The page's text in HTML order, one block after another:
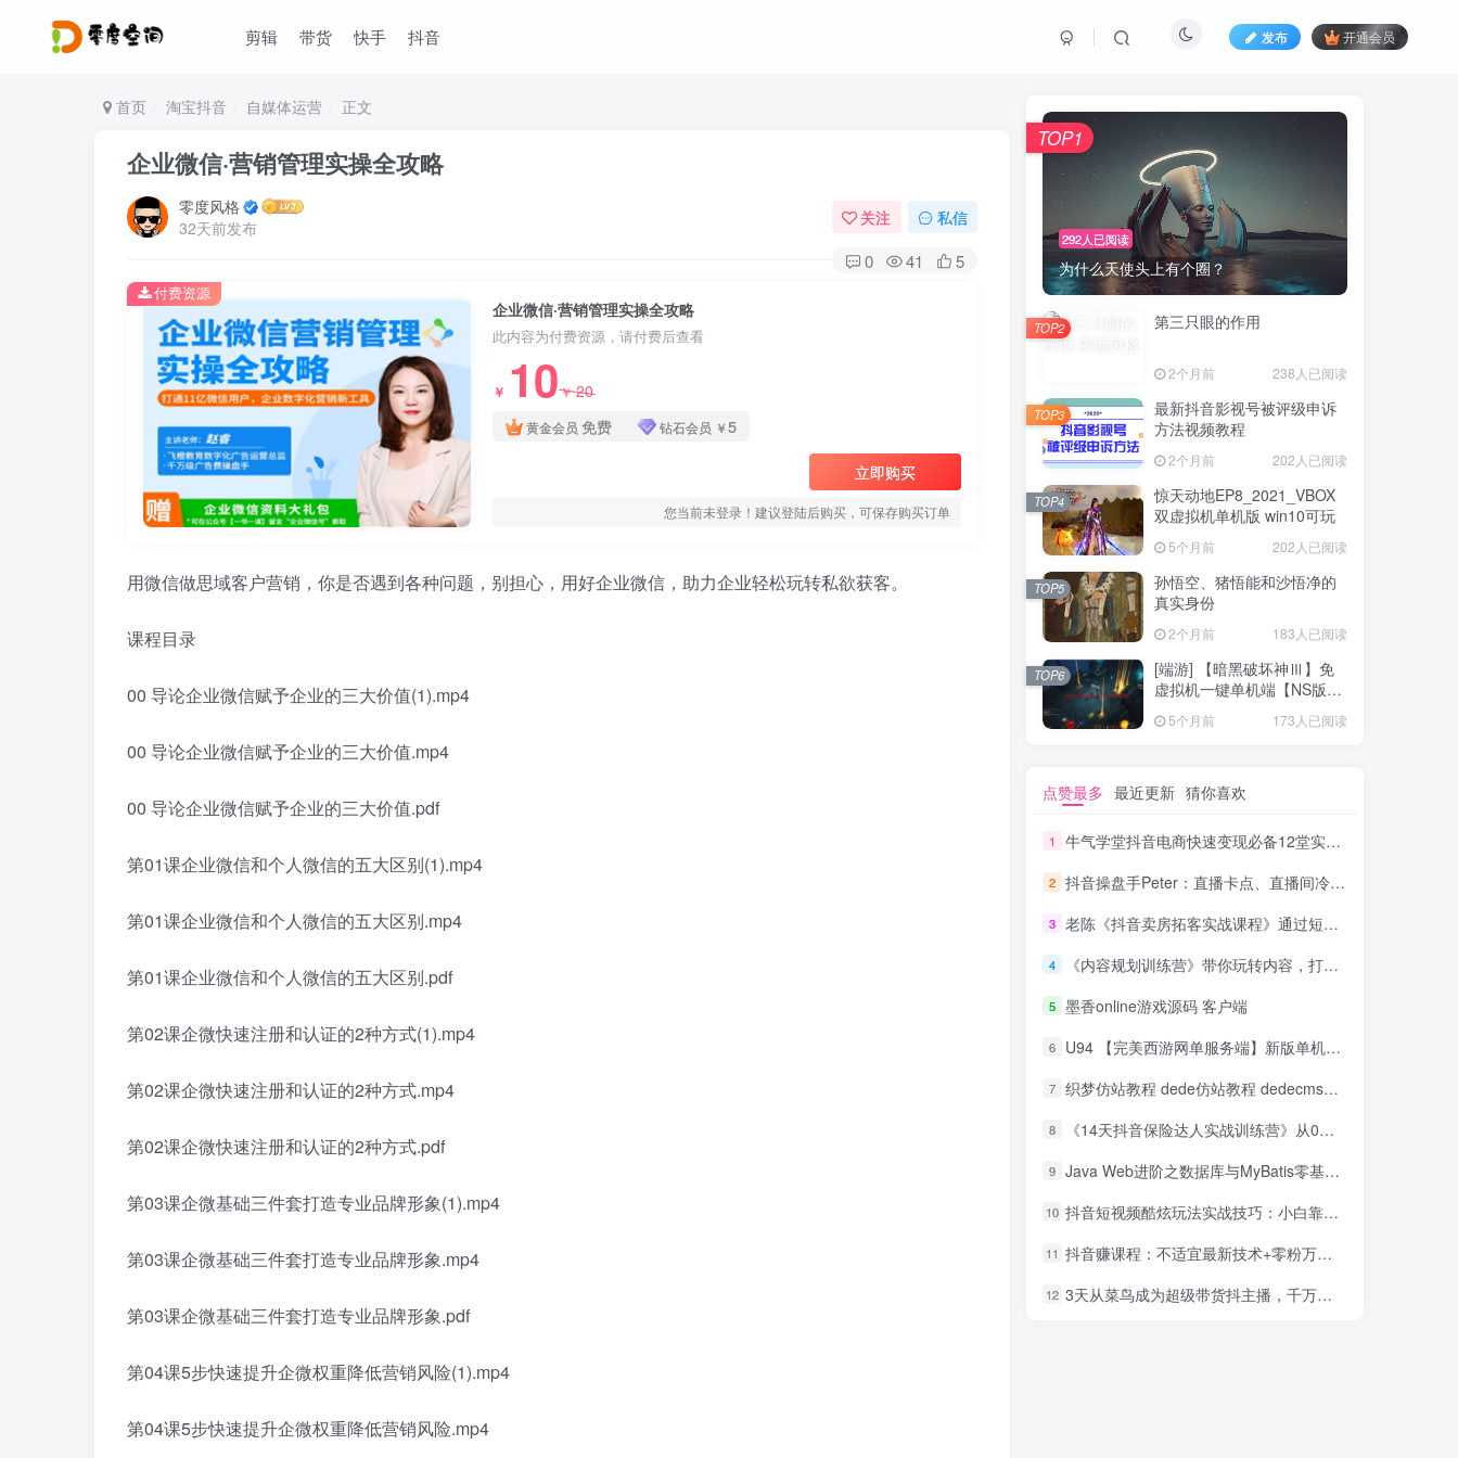
剪辑 带货 快手 抖音 发布 开通会员
首页 淘宝抖音 自媒体运营 正文
企业微信·营销管理实操全攻略
零度风格
32天前发布
关注 私信
0 41 5
企业微信·营销管理实操全攻略
此内容为付费资源，请付费后查看
￥ 10￥20
黄金会员 免费 钻石会员 ￥5
立即购买
您当前未登录！建议登陆后购买，可保存购买订单
付费资源
用微信做思域客户营销，你是否遇到各种问题，别担心，用好企业微信，助力企业轻松玩转私欲获客。
课程目录
00 导论企业微信赋予企业的三大价值(1).mp4
00 导论企业微信赋予企业的三大价值.mp4
00 导论企业微信赋予企业的三大价值.pdf
第01课企业微信和个人微信的五大区别(1).mp4
第01课企业微信和个人微信的五大区别.mp4
第01课企业微信和个人微信的五大区别.pdf
第02课企微快速注册和认证的2种方式(1).mp4
第02课企微快速注册和认证的2种方式.mp4
第02课企微快速注册和认证的2种方式.pdf
第03课企微基础三件套打造专业品牌形象(1).mp4
第03课企微基础三件套打造专业品牌形象.mp4
第03课企微基础三件套打造专业品牌形象.pdf
第04课5步快速提升企微权重降低营销风险(1).mp4
第04课5步快速提升企微权重降低营销风险.mp4
292人已阅读
为什么天使头上有个圈？
TOP1
第三只眼的作用
2个月前 238人已阅读
TOP2
最新抖音影视号被评级申诉
方法视频教程
2个月前 202人已阅读
TOP3
惊天动地EP8_2021_VBOX
双虚拟机单机版 win10可玩
5个月前 202人已阅读
TOP4
孙悟空、猪悟能和沙悟净的
真实身份
2个月前 183人已阅读
TOP5
[端游] 【暗黑破坏神Ⅲ】免
虚拟机一键单机端【NS版
5个月前 173人已阅读
TOP6
点赞最多 最近更新 猜你喜欢
1 牛气学堂抖音电商快速变现必备12堂实战课
2 抖音操盘手Peter：直播卡点、直播间冷启动分享
3 老陈《抖音卖房拓客实战课程》通过短视频引流拓客
4 《内容规划训练营》带你玩转内容，打造爆文，自媒体人必看
5 墨香online游戏源码 客户端
6 U94 【完美西游网单服务端】新版单机一键安装游戏客户端带GM管理工具[附安装搭建教程]
7 织梦仿站教程 dede仿站教程 dedecms仿站教程
8 《14天抖音保险达人实战训练营》从0开始-搭建账号-拍摄剪辑-获客到打造爆款
9 Java Web进阶之数据库与MyBatis零基础入门到精通视频教程
10 抖音短视频酷炫玩法实战技巧：小白靠搬运也能月入1万到10万(6节视频)
11 抖音赚课程：不适宜最新技术+零粉万人直播间卡广场轻松带货
12 3天从菜鸟成为超级带货抖主播，千万级抖主播培育方案（价值980元）